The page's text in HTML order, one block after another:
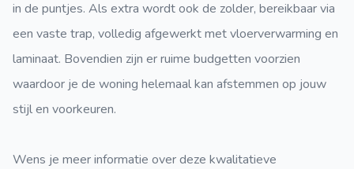
in de puntjes. Als extra wordt ook de zolder, bereikbaar via
een vaste trap, volledig afgewerkt met vloerverwarming en
laminaat. Bovendien zijn er ruime budgetten voorzien
waardoor je de woning helemaal kan afstemmen op jouw
stijl en voorkeuren.
Wens je meer informatie over deze kwalitatieve